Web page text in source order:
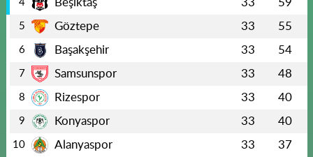
4
5 Göztepe 33 55
6 Başakşehir 33 54
7 Samsunspor 33 48
8 Rizespor 33 40
9 Konyaspor 33 40
10 Alanyaspor 33 37